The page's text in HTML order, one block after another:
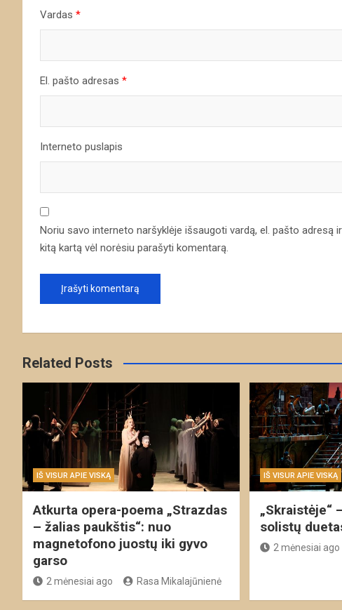
Vardas *
El. pašto adresas *
Interneto puslapis
Noriu savo interneto naršyklėje išsaugoti vardą, el. pašto adresą
kitą kartą vėl norėsiu parašyti komentarą.
Related Posts
IŠ VISUR APIE VISKĄ
Atkurta opera-poema „Strazdas
– žalias paukštis“: nuo
magnetofono juostų iki gyvo
garso
2 mėnesiai ago Rasa Mikalajūnienė
IŠ VISUR APIE VISKĄ
„Skraistėje“
solistų
2 mėnesiai ago